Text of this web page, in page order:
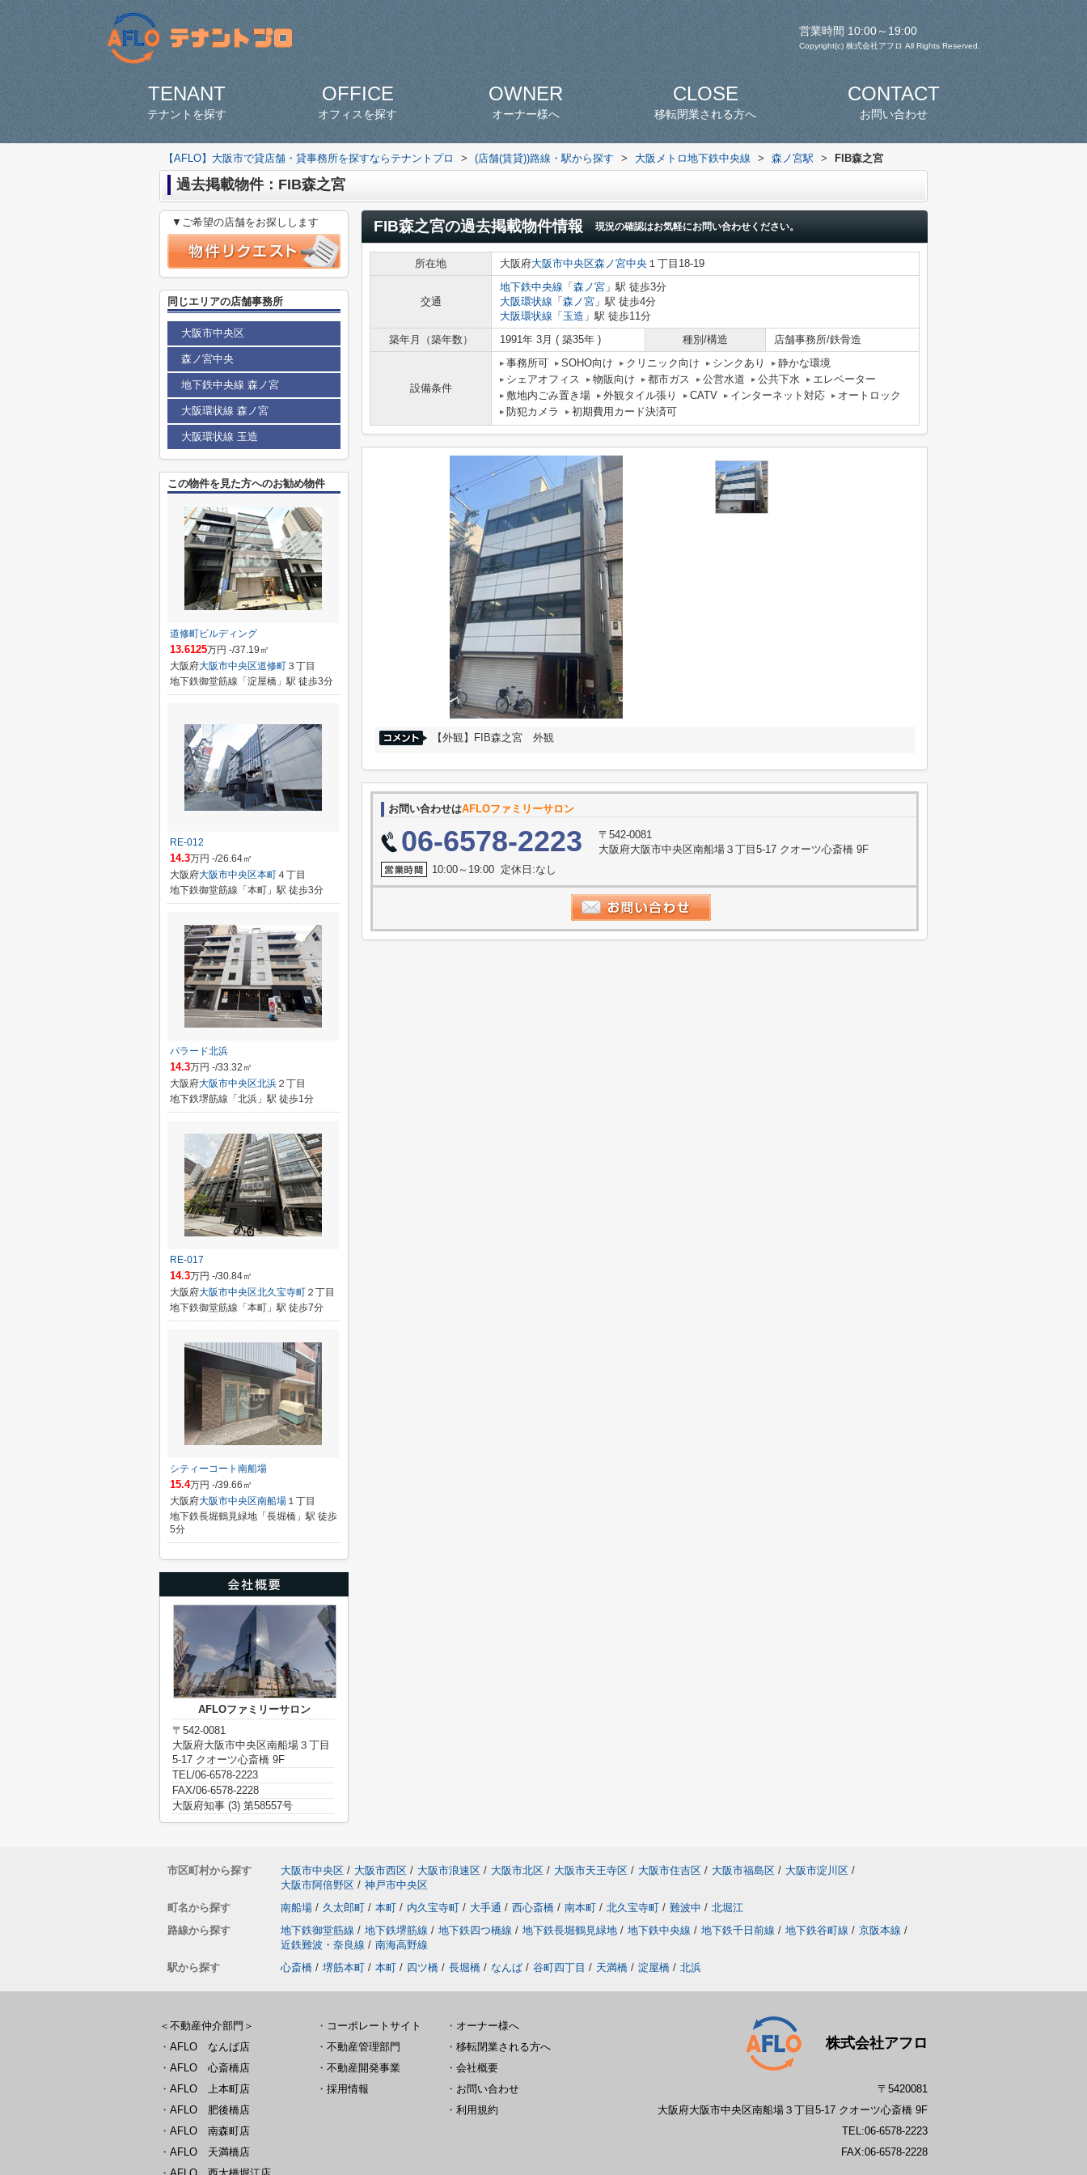
営業時間 10:00～19:00
Copyright(c) 株式会社アフロ All Rights Reserved.
TENANT
テナントを探す
OFFICE
オフィスを探す
OWNER
オーナー様へ
CLOSE
移転閉業される方へ
CONTACT
お問い合わせ
【AFLO】大阪市で貸店舗・貸事務所を探すならテナントプロ > (店舗(賃貸))路線・駅から探す > 大阪メトロ地下鉄中央線 > 森ノ宮駅 > FIB森之宮
過去掲載物件：FIB森之宮
FIB森之宮の過去掲載物件情報 現況の確認はお気軽にお問い合わせください。
所在地 大阪府大阪市中央区森ノ宮中央 １丁目18-19
交通
地下鉄中央線 「 森ノ宮 」駅 徒歩3分
大阪環状線 「 森ノ宮 」駅 徒歩4分
大阪環状線 「 玉造 」駅 徒歩11分
築年月（築年数）
1991年 3月 ( 築35年 ) 種別/構造 店舗事務所/鉄骨造
設備条件
事務所可 SOHO向け クリニック向け シンクあり
静かな環境
シェアオフィス
物販向け 都市ガス 公営水道 公共下水
エレベーター
敷地内ごみ置き場
外観タイル張り CATV インターネット対応
オートロック
防犯カメラ
初期費用カード決済可
【外観】FIB森之宮 外観
お問い合わせはAFLOファミリーサロン
06-6578-2223
〒542-0081
大阪府大阪市中央区南船場３丁目5-17 クオーツ心斎橋 9F
10:00～19:00 定休日:なし
▼ご希望の店舗をお探しします
同じエリアの店舗事務所
大阪市中央区
森ノ宮中央
地下鉄中央線 森ノ宮
大阪環状線 森ノ宮
大阪環状線 玉造
この物件を見た方へのお勧め物件
道修町ビルディング
13.6125万円 -/37.19㎡
大阪府大阪市中央区道修町 ３丁目
地下鉄御堂筋線「淀屋橋」駅 徒歩3分
RE-012
14.3万円 -/26.64㎡
大阪府大阪市中央区本町４丁目
地下鉄御堂筋線「本町」駅 徒歩3分
パラード北浜
14.3万円 -/33.32㎡
大阪府大阪市中央区北浜 ２丁目
地下鉄堺筋線「北浜」駅 徒歩1分
RE-017
14.3万円 -/30.84㎡
大阪府大阪市中央区北久宝寺町 ２丁目
地下鉄御堂筋線「本町」駅 徒歩7分
シティーコート南船場
15.4万円 -/39.66㎡
大阪府大阪市中央区南船場 １丁目
地下鉄長堀鶴見緑地「長堀橋」駅 徒歩
5分
AFLOファミリーサロン
〒542-0081
大阪府大阪市中央区南船場３丁目
5-17 クオーツ心斎橋 9F
TEL/06-6578-2223
FAX/06-6578-2228
大阪府知事 (3) 第58557号
市区町村から探す 大阪市中央区 / 大阪市西区 / 大阪市浪速区 / 大阪市北区 / 大阪市天王寺区 / 大阪市住吉区 / 大阪市福島区 / 大阪市淀川区 /
大阪市阿倍野区 / 神戸市中央区
町名から探す
南船場 / 久太郎町 / 本町 / 内久宝寺町 / 大手通 / 西心斎橋 / 南本町 / 北久宝寺町 / 難波中 / 北堀江
路線から探す
地下鉄御堂筋線 / 地下鉄堺筋線 / 地下鉄四つ橋線 / 地下鉄長堀鶴見緑地 / 地下鉄中央線 / 地下鉄千日前線 / 地下鉄谷町線 / 京阪本線 /
近鉄難波・奈良線 / 南海高野線
駅から探す
心斎橋 / 堺筋本町 / 本町 / 四ツ橋 / 長堀橋 / なんば / 谷町四丁目 / 天満橋 / 淀屋橋 / 北浜
＜不動産仲介部門＞
・ AFLO なんば店
・ AFLO 心斎橋店
・ AFLO 上本町店
・ AFLO 肥後橋店
・ AFLO 南森町店
・ AFLO 天満橋店
・ コーポレートサイト
・ 不動産管理部門
・ 不動産開発事業
・ 採用情報
・ オーナー様へ
・ 移転閉業される方へ
・ 会社概要
・ お問い合わせ
・ 利用規約
株式会社アフロ
〒5420081
大阪府大阪市中央区南船場３丁目5-17 クオーツ心斎橋 9F
TEL:06-6578-2223
FAX:06-6578-2228